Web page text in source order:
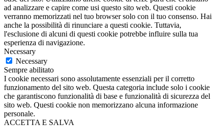
ad analizzare e capire come usi questo sito web. Questi cookie
verranno memorizzati nel tuo browser solo con il tuo consenso. Hai
anche la possibilità di rinunciare a questi cookie. Tuttavia,
l'esclusione di alcuni di questi cookie potrebbe influire sulla tua
esperienza di navigazione.
Necessary
Necessary
Sempre abilitato
I cookie necessari sono assolutamente essenziali per il corretto
funzionamento del sito web. Questa categoria include solo i cookie
che garantiscono funzionalità di base e funzionalità di sicurezza del
sito web. Questi cookie non memorizzano alcuna informazione
personale.
ACCETTA E SALVA